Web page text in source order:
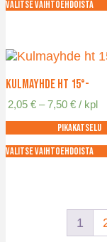
Valitse vaihtoehdoista
on
useampi
muunnelma.
Voit
tehdä
valinnat
tuotteen
sivulla.
Kulmayhde HT 15°-
2,05€ – 7,50€
-
/ kpl
Pikakatselu
Valitse vaihtoehdoista
1